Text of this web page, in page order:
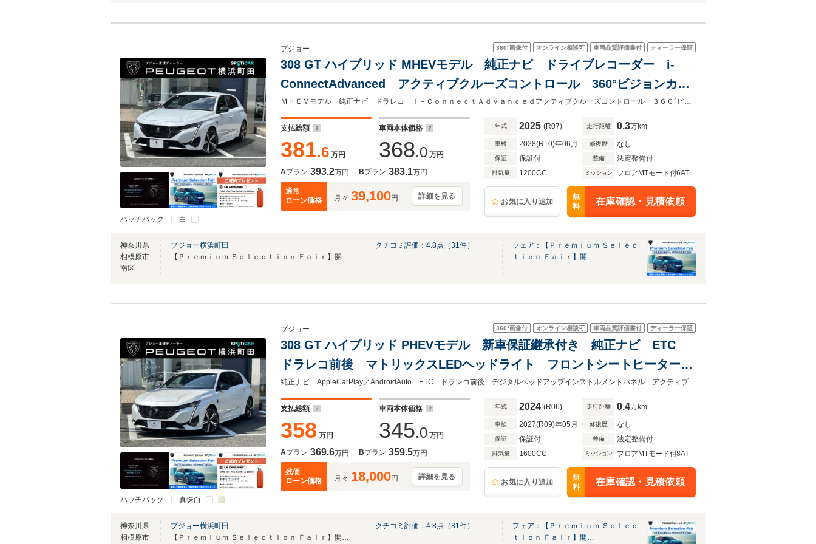
ハッチバック 白
360°画像付 オンライン相談可 車両品質評価書付 ディーラー保証
プジョー
308 GT ハイブリッド MHEVモデル 純正ナビ ドライブレコーダー i-
ConnectAdvanced アクティブクルーズコントロール 360°ビジョンカメ
ラ フロントシートヒーター&ステアリングヒーター 新車保証継承付き
ＭＨＥＶモデル 純正ナビ ドラレコ ｉ－ＣｏｎｎｅｃｔＡｄｖａｎｃｅｄアクティブクルーズコントロール ３６０°ビジョンカメラ フロントシートヒーター＆ステアリングヒーター
支払総額
381.6 万円
車両本体価格
368.0 万円
Aプラン 393.2万円 Bプラン 383.1万円
通常
ローン価格
月々 39,100円 詳細を見る
年式 2025 (R07) 走行距離 0.3万km
車検 2028(R10)年06月 修復歴 なし
保証 保証付 整備 法定整備付
排気量 1200CC ミッション フロアMTモード付6AT
お気に入り追加
無
料
在庫確認・見積依頼
神奈川県
相模原市
南区
プジョー横浜町田
【Ｐｒｅｍｉｕｍ Ｓｅｌｅｃｔｉｏｎ Ｆａｉｒ】開催中！ご成約プレゼントもご用意★
クチコミ評価： 4.8点（31件）
フェア：【Ｐｒｅｍｉｕｍ Ｓｅｌｅｃ
ｔｉｏｎ Ｆａｉｒ】開…
ハッチバック 真珠白
360°画像付 オンライン相談可 車両品質評価書付 ディーラー保証
プジョー
308 GT ハイブリッド PHEVモデル 新車保証継承付き 純正ナビ ETC
ドラレコ前後 マトリックスLEDヘッドライト フロントシートヒーター&
ステアリングヒーター アルカンタラ&テップレザーシート インテリアア
ンビエンスライト
純正ナビ AppleCarPlay／AndroidAuto ETC ドラレコ前後 デジタルヘッドアップインストルメントパネル アクティブクルーズコントロール ３６０°ビジョン 新車保証継承付き
支払総額
358 万円
車両本体価格
345.0 万円
Aプラン 369.6万円 Bプラン 359.5万円
残価
ローン価格
月々 18,000円 詳細を見る
年式 2024 (R06) 走行距離 0.4万km
車検 2027(R09)年05月 修復歴 なし
保証 保証付 整備 法定整備付
排気量 1600CC ミッション フロアMTモード付8AT
お気に入り追加
無
料
在庫確認・見積依頼
神奈川県
相模原市
プジョー横浜町田
【Ｐｒｅｍｉｕｍ Ｓｅｌｅｃｔｉｏｎ Ｆａｉｒ】開催中！ご成約プレゼントもご用意★
クチコミ評価： 4.8点（31件）
フェア：【Ｐｒｅｍｉｕｍ Ｓｅｌｅｃ
ｔｉｏｎ Ｆａｉｒ】開…